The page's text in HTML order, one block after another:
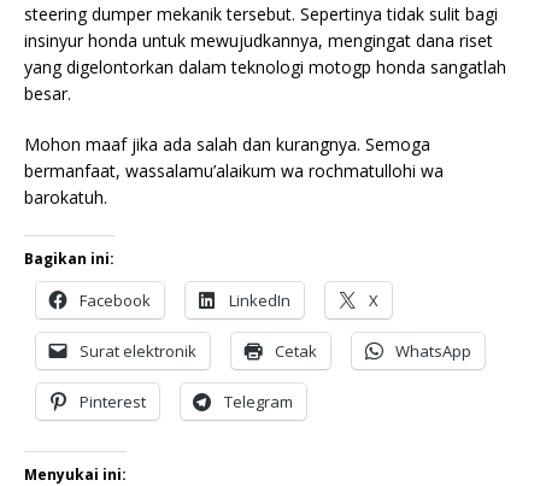
steering dumper mekanik tersebut. Sepertinya tidak sulit bagi
insinyur honda untuk mewujudkannya, mengingat dana riset
yang digelontorkan dalam teknologi motogp honda sangatlah
besar.
Mohon maaf jika ada salah dan kurangnya. Semoga
bermanfaat, wassalamu’alaikum wa rochmatullohi wa
barokatuh.
Bagikan ini:
Facebook LinkedIn X
Surat elektronik Cetak WhatsApp
Pinterest Telegram
Menyukai ini: